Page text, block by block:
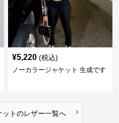
¥5,220 (税込)
ノーカラージャケット 生成です
ットのレザー一覧へ ›